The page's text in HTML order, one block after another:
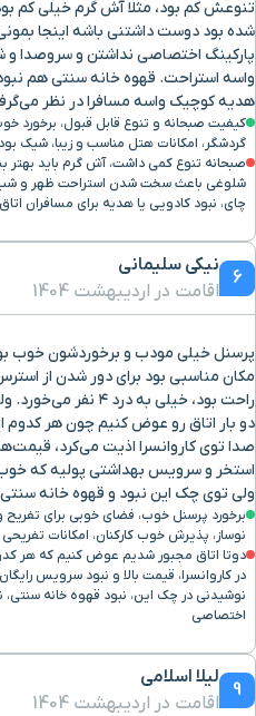
تنوعش کم بود، مثلا آش گرم خیلی کم
شده بود دوست داشتنی باشه اینجا
پارکینگ اختصاصی نداشتن و سروصدا
واسه استراحت. قهوه خانه سنتی هم
هدیه کوچیک واسه مسافرا در نظر
کیفیت صبحانه و تنوع قابل قبول، برخورد
گردشگر، امکانات هتل مناسب و زیبا، شیک
صبحانه تنوع کمی داشت، آش گرم باید بهتر
شلوغی باعث سخت شدن استراحت ظهر و شب،
چای، نبود کادویی یا هدیه برای مسافران اتاق
6
نیکی سلیمانی
اقامت در اردیبهشت 1404
پرسنل خیلی مودب و برخوردشون خوب
مکان مناسبی بود برای دور شدن از
راحت بود، خیلی به
دو بار اتاق رو عوض کنیم چون هر
صدا توی کاروانسرا اذیت می‌کرد،
استخر و سرویس بهداشتی پولیه که
ولی توی چک این نبود و قهوه خانه
برخورد پرسنل خوب، فضای خوبی برای تفریح
نوساز، پذیرش خوب کارکنان، امکانات
دوتا اتاق مجبور شدیم عوض کنیم که هر
در کاروانسرا، قیمت بالا و نبود سرویس
نوشیدنی در چک این، نبود قهوه خانه سنتی،
اختصاصی
9
لیلا اسلامی
اقامت در اردیبهشت 1404